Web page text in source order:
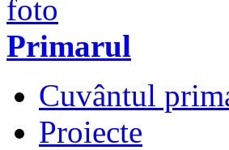
Primarul
Cuvântul
Proiecte